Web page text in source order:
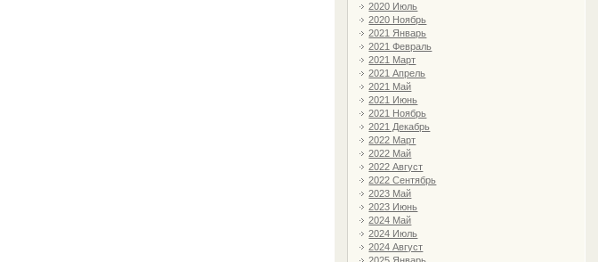
2020 Июль
2020 Ноябрь
2021 Январь
2021 Февраль
2021 Март
2021 Апрель
2021 Май
2021 Июнь
2021 Ноябрь
2021 Декабрь
2022 Март
2022 Май
2022 Август
2022 Сентябрь
2023 Май
2023 Июнь
2024 Май
2024 Июль
2024 Август